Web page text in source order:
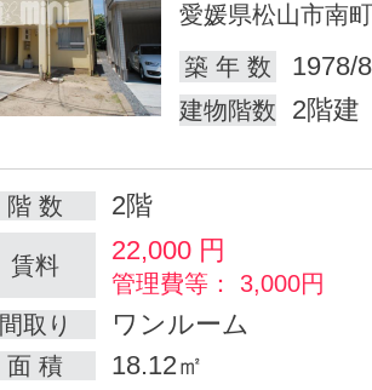
愛媛県松山市南町
築 年 数
1978/
建物階数 2階建
階 数 2階
賃料 22,000 円
管理費等： 3,000円
間取り
ワンルーム
面 積 18.12㎡